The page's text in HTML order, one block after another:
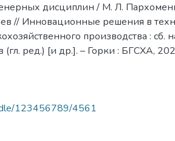
дисциплин / М. Л.
// Инновационные решения в
производства : сб.
(гл. ред.) [и др.]. – Горки : БГСХА,
123456789/4561